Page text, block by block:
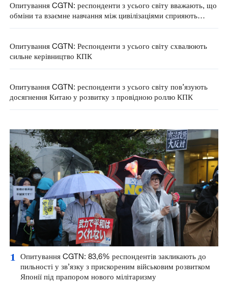
Опитування CGTN: респонденти з усього світу вважають, що
обміни та взаємне навчання між цивілізаціями сприяють
Опитування CGTN: Респонденти з усього світу схвалюють
сильне керівництво КПК
Опитування CGTN: респонденти з усього світу пов’язують
досягнення Китаю у розвитку з провідною роллю КПК
1
Опитування CGTN: 83,6% респондентів закликають до
пильності у зв’язку з прискореним військовим розвитком
Японії під прапором нового мілітаризму